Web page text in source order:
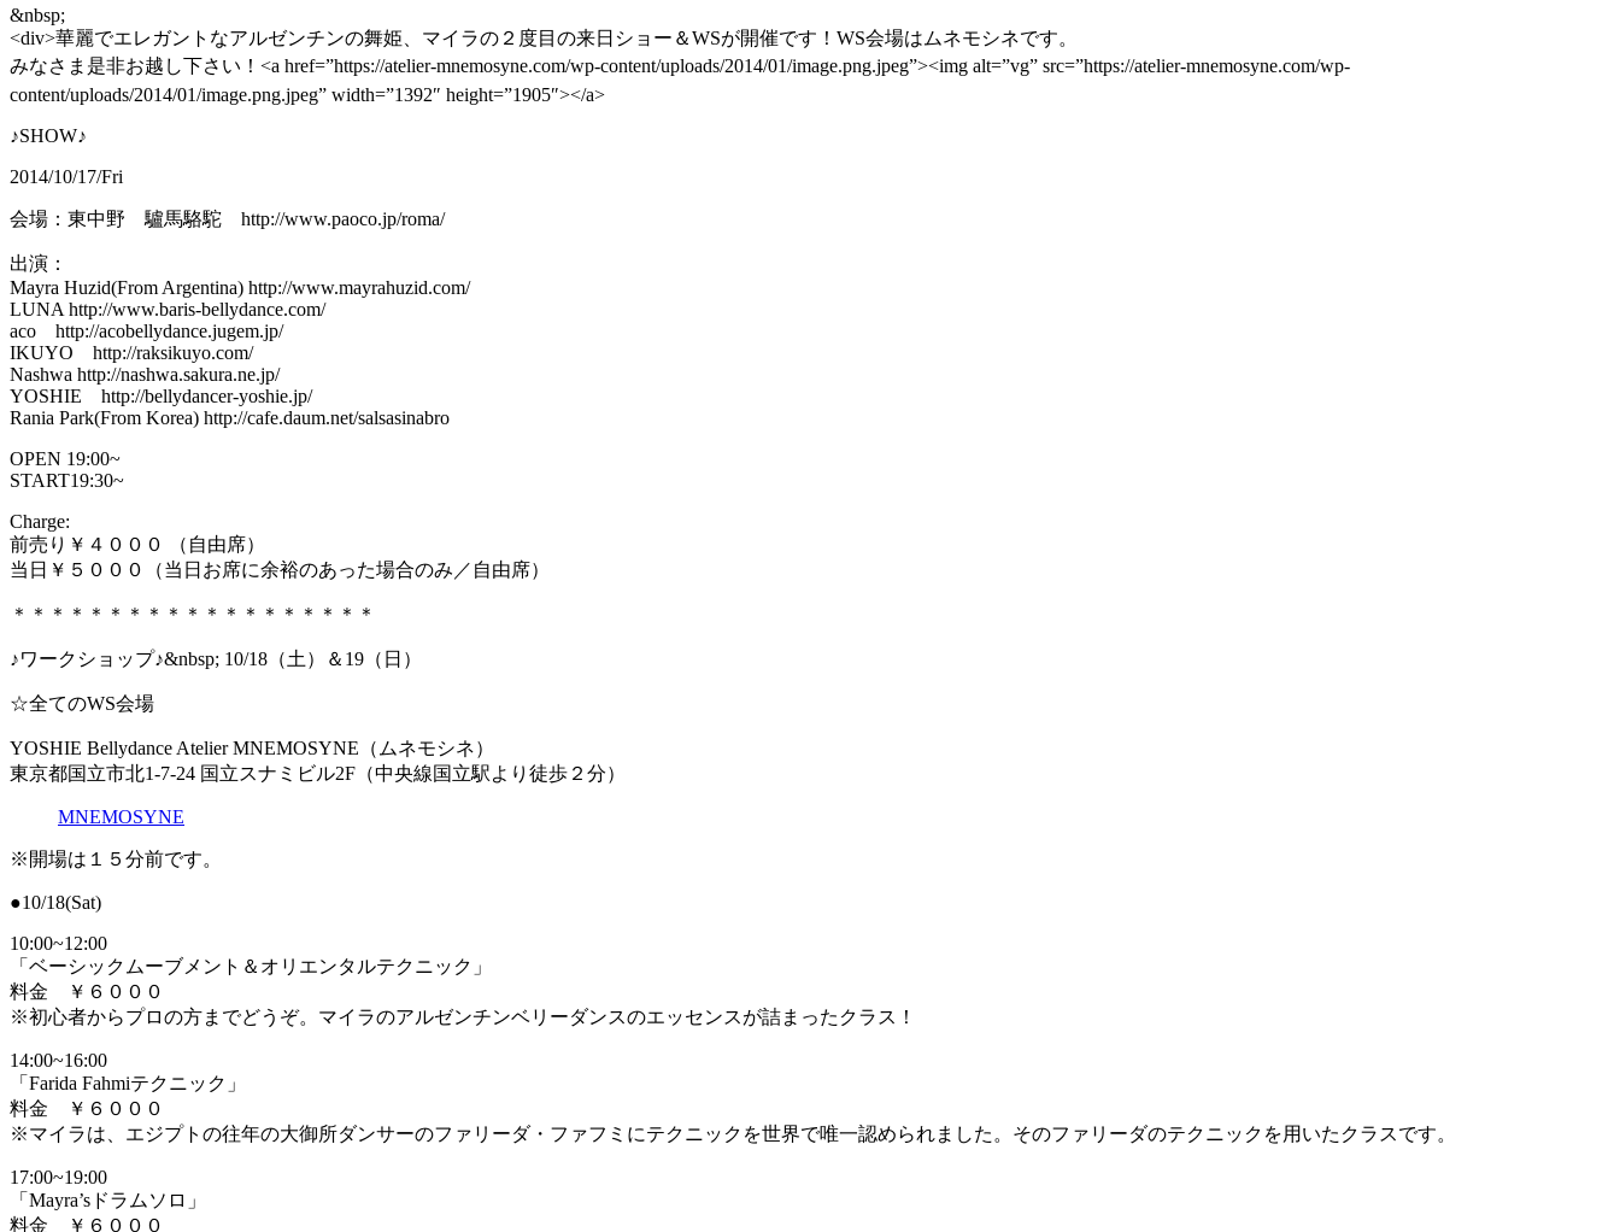
&nbsp;
<div>華麗でエレガントなアルゼンチンの舞姫、マイラの２度目の来日ショー＆WSが開催です！WS会場はムネモシネです。
みなさま是非お越し下さい！<a href=”https://atelier-mnemosyne.com/wp-content/uploads/2014/01/image.png.jpeg”><img alt=”vg” src=”https://atelier-mnemosyne.com/wp-
content/uploads/2014/01/image.png.jpeg” width=”1392″ height=”1905″></a>
♪SHOW♪
2014/10/17/Fri
会場：東中野 驢馬駱駝 http://www.paoco.jp/roma/
出演：
Mayra Huzid(From Argentina) http://www.mayrahuzid.com/
LUNA http://www.baris-bellydance.com/
aco http://acobellydance.jugem.jp/
IKUYO http://raksikuyo.com/
Nashwa http://nashwa.sakura.ne.jp/
YOSHIE http://bellydancer-yoshie.jp/
Rania Park(From Korea) http://cafe.daum.net/salsasinabro
OPEN 19:00~
START19:30~
Charge:
前売り￥４０００ （自由席）
当日￥５０００（当日お席に余裕のあった場合のみ／自由席）
＊＊＊＊＊＊＊＊＊＊＊＊＊＊＊＊＊＊＊
♪ワークショップ♪&nbsp; 10/18（土）＆19（日）
☆全てのWS会場
YOSHIE Bellydance Atelier MNEMOSYNE（ムネモシネ）
東京都国立市北1-7-24 国立スナミビル2F（中央線国立駅より徒歩２分）
MNEMOSYNE
※開場は１５分前です。
●10/18(Sat)
10:00~12:00
「ベーシックムーブメント＆オリエンタルテクニック」
料金 ￥６０００
※初心者からプロの方までどうぞ。マイラのアルゼンチンベリーダンスのエッセンスが詰まったクラス！
14:00~16:00
「Farida Fahmiテクニック」
料金 ￥６０００
※マイラは、エジプトの往年の大御所ダンサーのファリーダ・ファフミにテクニックを世界で唯一認められました。そのファリーダのテクニックを用いたクラスです。
17:00~19:00
「Mayra’sドラムソロ」
料金 ￥６０００